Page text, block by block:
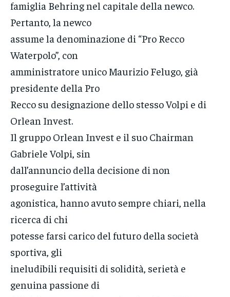
famiglia Behring nel capitale della newco.
Pertanto, la newco
assume la denominazione di “Pro Recco
Waterpolo”, con
amministratore unico Maurizio Felugo, già
presidente della Pro
Recco su designazione dello stesso Volpi e di
Orlean Invest.
Il gruppo Orlean Invest e il suo Chairman
Gabriele Volpi, sin
dall’annuncio della decisione di non
proseguire l’attività
agonistica, hanno avuto sempre chiari, nella
ricerca di chi
potesse farsi carico del futuro della società
sportiva, gli
ineludibili requisiti di solidità, serietà e
genuina passione di